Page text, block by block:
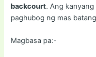
backcourt. Ang kanyang
paghubog ng mas
Magbasa pa:-